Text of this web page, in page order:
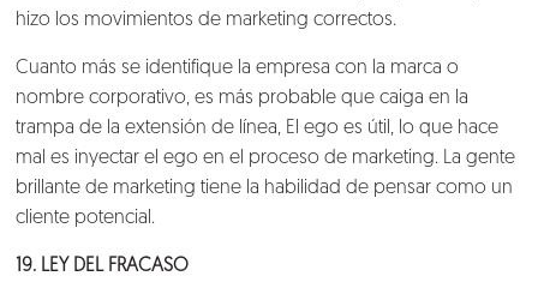
hizo los movimientos de marketing correctos.
Cuanto más se identifique la empresa con la marca o
nombre corporativo, es más probable que caiga en la
trampa de la extensión de línea, El ego es útil, lo que hace
mal es inyectar el ego en el proceso de marketing. La gente
brillante de marketing tiene la habilidad de pensar como un
cliente potencial.
19. LEY DEL FRACASO